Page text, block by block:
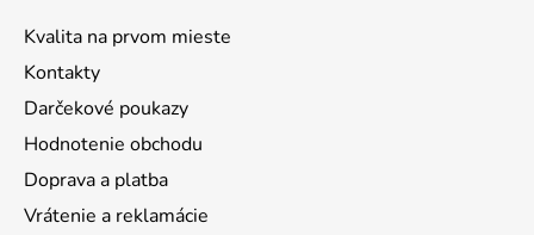
Kvalita na prvom mieste
Kontakty
Darčekové poukazy
Hodnotenie obchodu
Doprava a platba
Vrátenie a reklamácie